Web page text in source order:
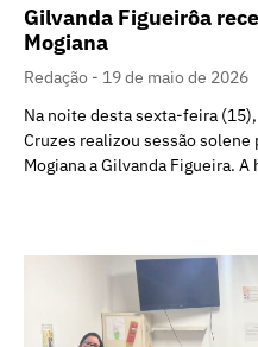
Gilvanda Figueirôa
Mogiana
Redação
19 de maio de 2026
Na noite desta sexta-feira
Cruzes realizou sessão
Mogiana a Gilvanda Figueira. A